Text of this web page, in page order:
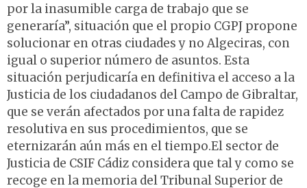
por la inasumible carga de trabajo que se
generaría”, situación que el propio CGPJ propone
solucionar en otras ciudades y no Algeciras, con
igual o superior número de asuntos. Esta
situación perjudicaría en definitiva el acceso a la
Justicia de los ciudadanos del Campo de Gibraltar,
que se verán afectados por una falta de rapidez
resolutiva en sus procedimientos, que se
eternizarán aún más en el tiempo.El sector de
Justicia de CSIF Cádiz considera que tal y como se
recoge en la memoria del Tribunal Superior de